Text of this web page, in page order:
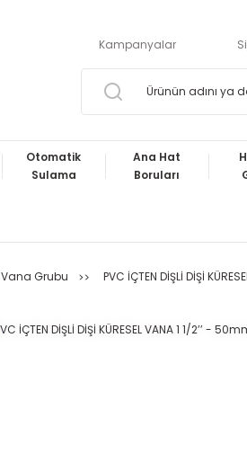
Kampanyalar
Otomatik
Sulama
Ana Hat
Boruları
Vana Grubu PVC İÇTEN DİŞLİ DİŞİ